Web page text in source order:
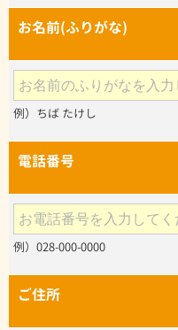
お名前(ふりがな)
例）ちば たけし
電話番号
例）028-000-0000
ご住所